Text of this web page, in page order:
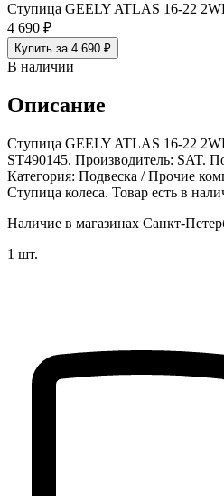
Ступица GEELY ATLAS 16-22
4 690 ₽
Купить за 4 690 ₽
В наличии
Описание
Ступица GEELY ATLAS 16-22
ST490145. Производитель: SAT.
Категория: Подвеска / Прочие
Ступица колеса. Товар есть в
Наличие в магазинах Санкт-
1 шт.